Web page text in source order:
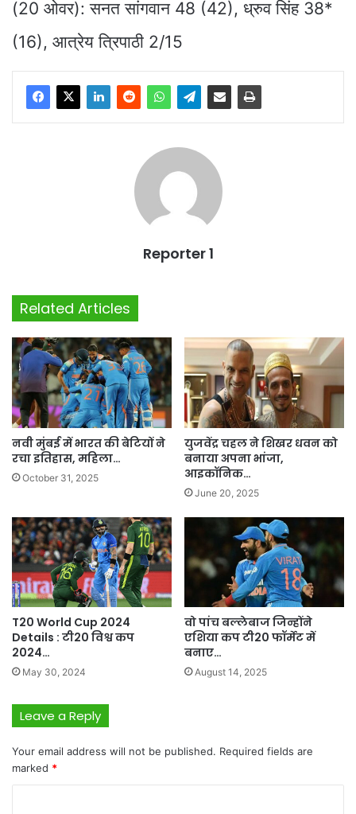
(20 ओवर): सनत सांगवान 48 (42), ध्रुव सिंह 38*
(16), आत्रेय त्रिपाठी 2/15
Reporter 1
Related Articles
नवी मुंबई में भारत की बेटियों ने
रचा इतिहास, महिला…
October 31, 2025
युजवेंद्र चहल ने शिखर धवन को
बनाया अपना भांजा,
आइकॉनिक…
June 20, 2025
T20 World Cup 2024
Details : टी20 विश्व कप
2024…
May 30, 2024
वो पांच बल्लेबाज जिन्होंने
एशिया कप टी20 फॉर्मेट में
बनाए…
August 14, 2025
Leave a Reply
Your email address will not be published. Required fields are
marked *